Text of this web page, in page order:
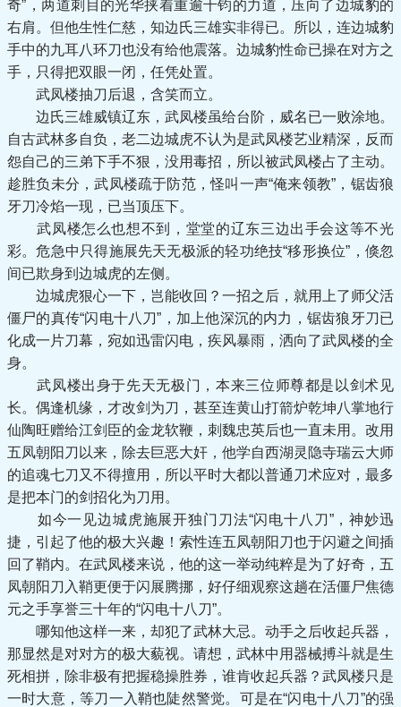
奇”，两道刺目的光华挟着重逾千钧的力道，压向了边城豹的
右肩。但他生性仁慈，知边氏三雄实非得已。所以，连边城豹
手中的九耳八环刀也没有给他震落。边城豹性命已操在对方之
手，只得把双眼一闭，任凭处置。
武凤楼抽刀后退，含笑而立。
边氏三雄威镇辽东，武凤楼虽给台阶，威名已一败涂地。
自古武林多自负，老二边城虎不认为是武凤楼艺业精深，反而
怨自己的三弟下手不狠，没用毒招，所以被武凤楼占了主动。
趁胜负未分，武凤楼疏于防范，怪叫一声“俺来领教”，锯齿狼
牙刀冷焰一现，已当顶压下。
武凤楼怎么也想不到，堂堂的辽东三边出手会这等不光
彩。危急中只得施展先天无极派的轻功绝技“移形换位”，倏忽
间已欺身到边城虎的左侧。
边城虎狠心一下，岂能收回？一招之后，就用上了师父活
僵尸的真传“闪电十八刀”，加上他深沉的内力，锯齿狼牙刀已
化成一片刀幕，宛如迅雷闪电，疾风暴雨，洒向了武凤楼的全
身。
武凤楼出身于先天无极门，本来三位师尊都是以剑术见
长。偶逢机缘，才改剑为刀，甚至连黄山打箭炉乾坤八掌地行
仙陶旺赠给江剑臣的金龙软鞭，刺魏忠英后也一直未用。改用
五凤朝阳刀以来，除去巨恶大奸，他学自西湖灵隐寺瑞云大师
的追魂七刀又不得擅用，所以平时大都以普通刀术应对，最多
是把本门的剑招化为刀用。
如今一见边城虎施展开独门刀法“闪电十八刀”，神妙迅
捷，引起了他的极大兴趣！索性连五凤朝阳刀也于闪避之间插
回了鞘内。在武凤楼来说，他的这一举动纯粹是为了好奇，五
凤朝阳刀入鞘更便于闪展腾挪，好仔细观察这趟在活僵尸焦德
元之手享誉三十年的“闪电十八刀”。
哪知他这样一来，却犯了武林大忌。动手之后收起兵器，
那显然是对对方的极大藐视。请想，武林中用器械搏斗就是生
死相拼，除非极有把握稳操胜券，谁肯收起兵器？武凤楼只是
一时大意，等刀一入鞘也陡然警觉。可是在“闪电十八刀”的强